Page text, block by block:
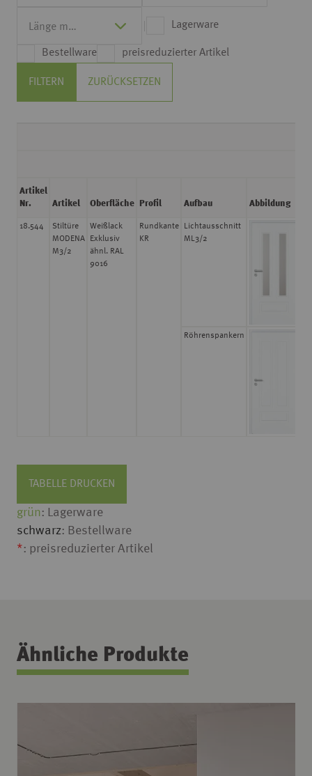
Lagerware
Bestellware preisreduzierter Artikel
FILTERN ZURÜCKSETZEN
18.544
Stiltüre
MODENA
M3/2
Weißlack
Exklusiv
ähnl. RAL
9016
Rundkante
KR
Lichtausschnitt
ML3/2
Röhrenspankern
Artikel
Nr.
Artikel Oberfläche Profil Aufbau Abbildung
TABELLE DRUCKEN
grün: Lagerware
schwarz: Bestellware
*: preisreduzierter Artikel
Ähnliche Produkte